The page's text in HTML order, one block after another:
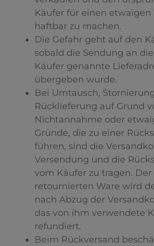
Käufer für einen etwaigen
haftbar zu machen.
Die Gefahr geht auf den
sobald die Sendung an
Käufer genannte
übergeben wurde.
Bei Umtausch,
Rücklieferung auf Grund
Nichtannahme oder
Gründe, die zu einer
führen, sind die
Versendung und die
vom Käufer zu tragen.
retournierten Ware wird
nach Abzug der
das von ihm verwendete
refundiert.
Beim Rückversand